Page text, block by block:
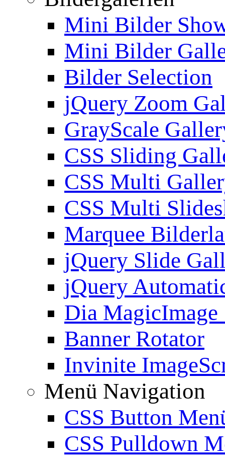
Mini Bilder
Mini Bilder
Bilder Selection
jQuery Zoom
GrayScale
CSS Sliding
CSS Multi
CSS Multi
Marquee
jQuery Slide
jQuery
Dia MagicImage
Banner Rotator
Invinite
Menü Navigation
CSS Button
CSS Pulldown